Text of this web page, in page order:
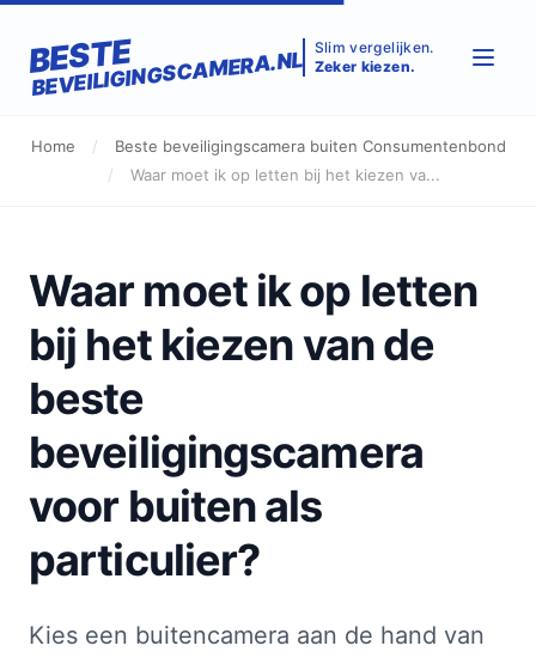
BESTE
BEVEILIGINGSCAMERA.NL Slim vergelijken.
Zeker kiezen.
Home /
Beste beveiligingscamera buiten Consumentenbond
/
Waar moet ik op letten bij het kiezen va...
Waar moet ik op letten
bij het kiezen van de
beste
beveiligingscamera
voor buiten als
particulier?
Kies een buitencamera aan de hand van